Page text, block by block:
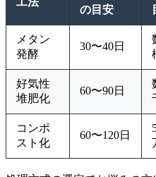
の目安
メタン
発酵
30〜40日
好気性
堆肥化
60〜90日
コンポ
スト化
60〜120日